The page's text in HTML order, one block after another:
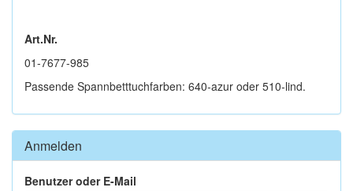
Art.Nr.
01-7677-985
Passende Spannbetttuchfarben: 640-azur oder 510-lind.
Anmelden
Benutzer oder E-Mail